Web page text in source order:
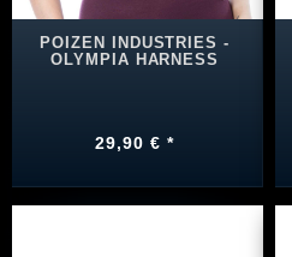
POIZEN INDUSTRIES -
OLYMPIA HARNESS
29,90 € *